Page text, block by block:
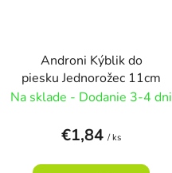
Androni Kýblik do
piesku Jednorožec 11cm
Na sklade - Dodanie 3-4 dni
€1,84 / ks